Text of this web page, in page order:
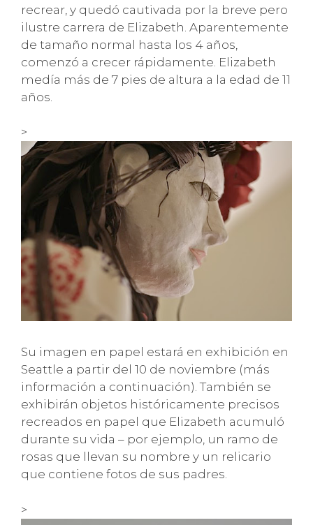
recrear, y quedó cautivada por la breve pero
ilustre carrera de Elizabeth. Aparentemente
de tamaño normal hasta los 4 años,
comenzó a crecer rápidamente. Elizabeth
medía más de 7 pies de altura a la edad de 11
años.
>
Su imagen en papel estará en exhibición en
Seattle a partir del 10 de noviembre (más
información a continuación). También se
exhibirán objetos históricamente precisos
recreados en papel que Elizabeth acumuló
durante su vida – por ejemplo, un ramo de
rosas que llevan su nombre y un relicario
que contiene fotos de sus padres.
>